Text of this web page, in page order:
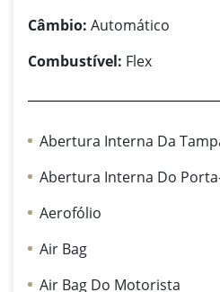
Câmbio: Automático
Combustível: Flex
Abertura Interna Da
Abertura Interna Do
Aerofólio
Air Bag
Air Bag Do Motorista